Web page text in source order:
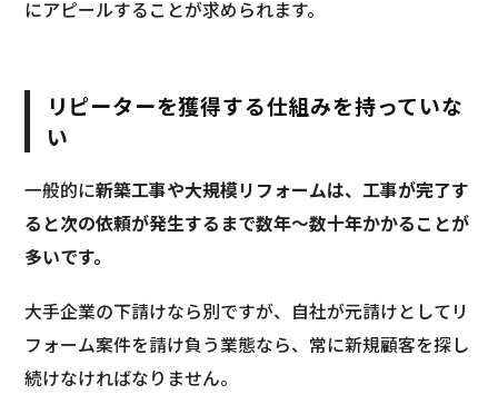
にアピールすることが求められます。
リピーターを獲得する仕組みを持っていな
い
一般的に新築工事や大規模リフォームは、工事が完了す
ると次の依頼が発生するまで数年〜数十年かかることが
多いです。
大手企業の下請けなら別ですが、自社が元請けとしてリ
フォーム案件を請け負う業態なら、常に新規顧客を探し
続けなければなりません。